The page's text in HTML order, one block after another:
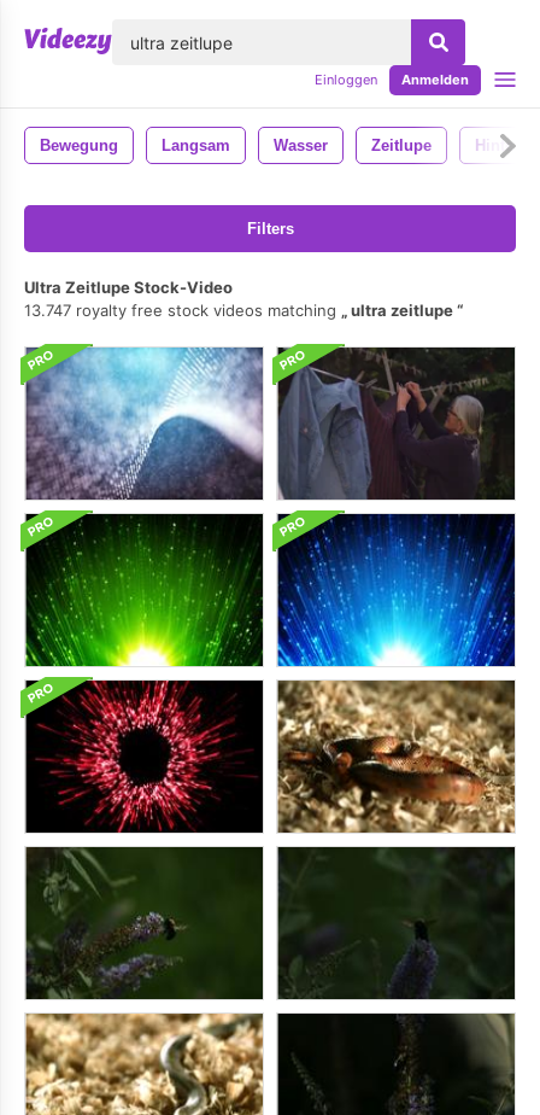
Einloggen Anmelden
Bewegung Langsam Wasser Zeitlupe
Filters
Ultra Zeitlupe Stock-Video
13.747 royalty free stock videos matching
ultra zeitlupe